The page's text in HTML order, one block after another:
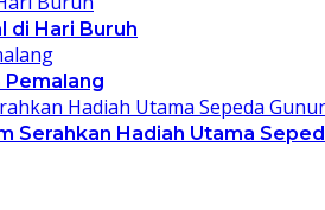
di Hari Buruh
Pemalang
Serahkan Hadiah Utama